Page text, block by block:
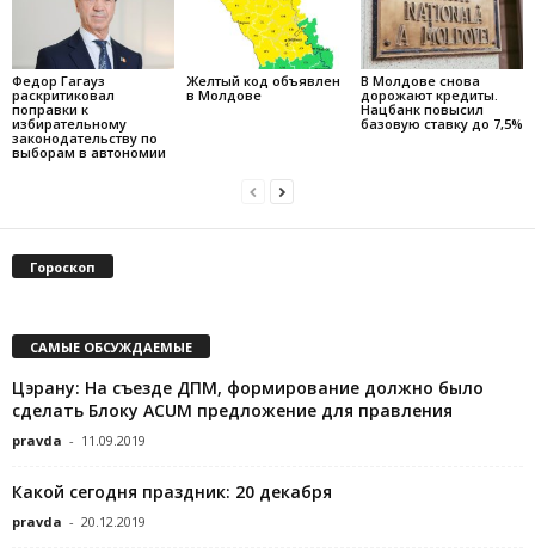
Федор Гагауз
раскритиковал
поправки к
избирательному
законодательству по
выборам в автономии
Желтый код объявлен
в Молдове
В Молдове снова
дорожают кредиты.
Нацбанк повысил
базовую ставку до 7,5%
Гороскоп
САМЫЕ ОБСУЖДАЕМЫЕ
Цэрану: На съезде ДПМ, формирование должно было
сделать Блоку ACUM предложение для правления
pravda - 11.09.2019
Какой сегодня праздник: 20 декабря
pravda - 20.12.2019